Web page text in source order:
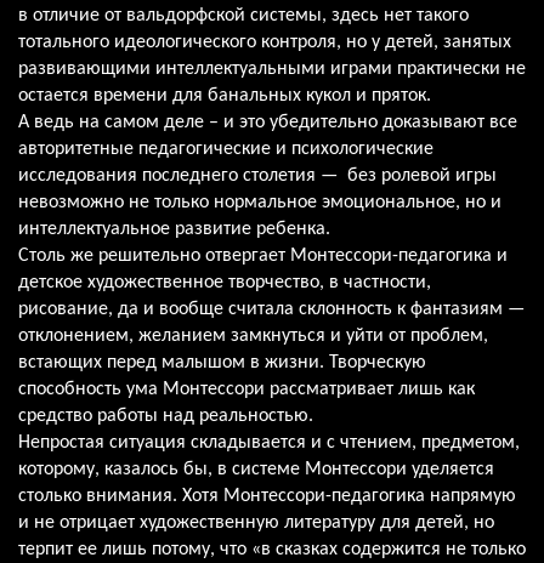
в отличие от вальдорфской системы, здесь нет такого
тотального идеологического контроля, но у детей, занятых
развивающими интеллектуальными играми практически не
остается времени для банальных кукол и пряток.
А ведь на самом деле – и это убедительно доказывают все
авторитетные педагогические и психологические
исследования последнего столетия — без ролевой игры
невозможно не только нормальное эмоциональное, но и
интеллектуальное развитие ребенка.
Столь же решительно отвергает Монтессори-педагогика и
детское художественное творчество, в частности,
рисование, да и вообще считала склонность к фантазиям —
отклонением, желанием замкнуться и уйти от проблем,
встающих перед малышом в жизни. Творческую
способность ума Монтессори рассматривает лишь как
средство работы над реальностью.
Непростая ситуация складывается и с чтением, предметом,
которому, казалось бы, в системе Монтессори уделяется
столько внимания. Хотя Монтессори-педагогика напрямую
и не отрицает художественную литературу для детей, но
терпит ее лишь потому, что «в сказках содержится не только